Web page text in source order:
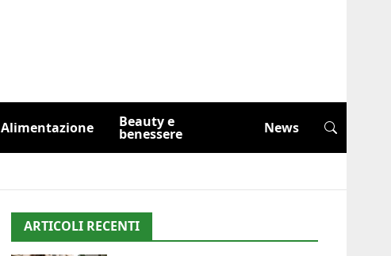
Alimentazione Beauty e
benessere News
ARTICOLI RECENTI